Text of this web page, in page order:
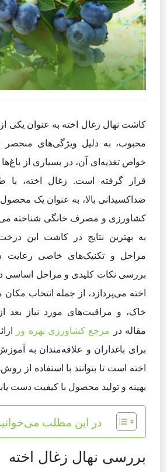
کاشت نهال زغال اخته به عنوان یکی
محبوب، به دلیل ویژگی‌های منحصر
خواص تغذیه‌ای آن، در بسیاری از
قرار گرفته است. زغال اخته،
ضد‌اکسیدانی بالا، به عنوان یک
کشاورزی و مصرف خانگی شناخته
به بهترین نتایج در کاشت این
مراحل و تکنیک‌های خاصی رعایت
بررسی نکات کلیدی و مراحل اساسی
اخته می‌پردازد، از جمله انتخاب
خاک، و مراقبت‌های مورد نیاز
مقاله در مرجع کشاورزی بهره ور
برای باغداران و علاقه‌مندان به
اخته است تا بتوانند با استفاده از
بهینه و تولید محصول با کیفیت دست
در این مطلب
بررسی نهال زغال اخته